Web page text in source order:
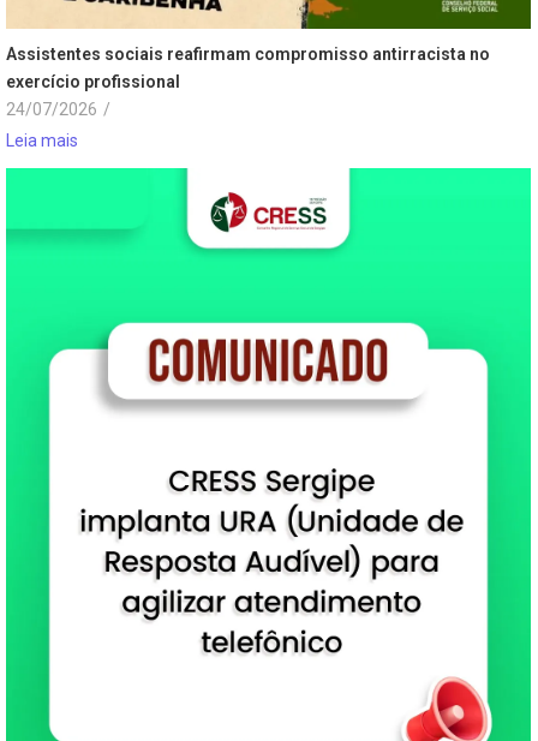
Assistentes sociais reafirmam compromisso antirracista no
exercício profissional
24/07/2026 /
Leia mais